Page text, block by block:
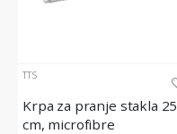
TTS
Krpa za pranje stakla 25
cm, microfibre